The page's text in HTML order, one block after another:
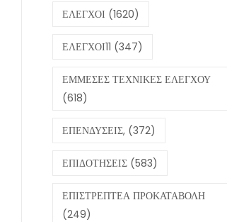
ΕΛΕΓΧΟΙ (1620)
ΕΛΕΓΧΟΙ11 (347)
ΕΜΜΕΣΕΣ ΤΕΧΝΙΚΕΣ ΕΛΕΓΧΟΥ
(618)
ΕΠΕΝΔΥΣΕΙΣ, (372)
ΕΠΙΔΟΤΗΣΕΙΣ (583)
ΕΠΙΣΤΡΕΠΤΕΑ ΠΡΟΚΑΤΑΒΟΛΗ
(249)